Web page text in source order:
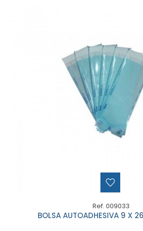
Ref. 009033
BOLSA AUTOADHESIVA 9 X